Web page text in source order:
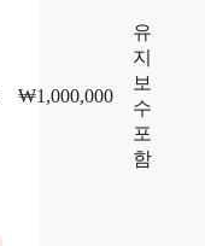
₩1,000,000
유
지
보
수
포
함